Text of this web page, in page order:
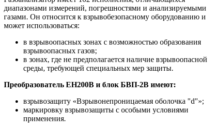
диапазонами измерений, погрешностями и анализируемыми
газами. Он относится к взрывобезопасному оборудованию и
может использоваться:
в взрывоопасных зонах с возможностью образования
взрывоопасных газов;
в зонах, где не предполагается наличие взрывоопасной
среды, требующей специальных мер защиты.
Преобразователь ЕН200В и блок БВП-2В имеют:
взрывозащиту «Взрывонепроницаемая оболочка "d"»;
маркировку взрывозащиты с особыми условиями
применения.